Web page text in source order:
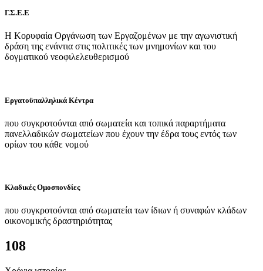
Γ.Σ.Ε.Ε
Η Κορυφαία Οργάνωση των Εργαζομένων με την αγωνιστική
δράση της ενάντια στις πολιτικές των μνημονίων και του
δογματικού νεοφιλελευθερισμού
Εργατοϋπαλληλικά Κέντρα
που συγκροτούνται από σωματεία και τοπικά παραρτήματα
πανελλαδικών σωματείων που έχουν την έδρα τους εντός των
ορίων του κάθε νομού
Κλαδικές Ομοσπονδίες
που συγκροτούνται από σωματεία των ίδιων ή συναφών κλάδων
οικονομικής δραστηριότητας
108